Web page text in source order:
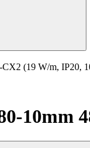
(19 W/m, IP20,
10mm